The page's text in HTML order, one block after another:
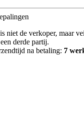
niet de verkoper, maar
derde partij.
na betaling: 7